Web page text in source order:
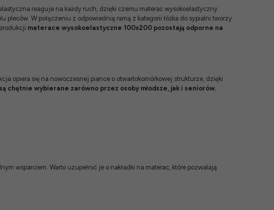
reaguje na każdy ruch, dzięki czemu materac wysokoelastyczny
pleców. W połączeniu z odpowiednią ramą z kategorii łóżka do sypialni tworzy
materace wysokoelastyczne 100x200 pozostają odporne na
opiera się na nowoczesnej piance o otwartokomórkowej strukturze, dzięki
chętnie wybierane zarówno przez osoby młodsze, jak i seniorów
wsparciem. Warto uzupełnić je o nakładki na materac , które pozwalają